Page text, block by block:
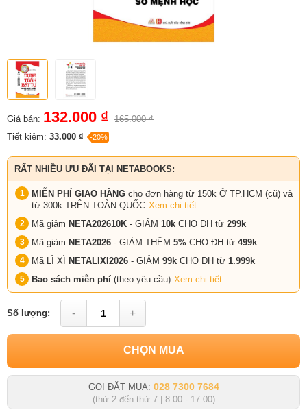
Giá bán: 132.000 ₫ 165.000 ₫
Tiết kiệm: 33.000 ₫ -20%
RẤT NHIỀU ƯU ĐÃI TẠI NETABOOKS:
MIỄN PHÍ GIAO HÀNG cho đơn hàng từ 150k Ở TP.HCM (cũ) và
từ 300k TRÊN TOÀN QUỐC Xem chi tiết
Mã giảm NETA202610K - GIẢM 10k CHO ĐH từ 299k
Mã giảm NETA2026 - GIẢM THÊM 5% CHO ĐH từ 499k
Mã LÌ XÌ NETALIXI2026 - GIẢM 99k CHO ĐH từ 1.999k
Bao sách miễn phí (theo yêu cầu) Xem chi tiết
Số lượng: - +
CHỌN MUA
GỌI ĐẶT MUA: 028 7300 7684
(thứ 2 đến thứ 7 | 8:00 - 17:00)